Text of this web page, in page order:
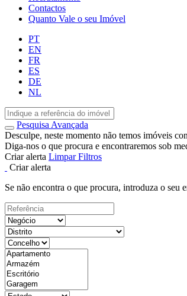
Contactos
Quanto Vale o seu Imóvel
PT
EN
FR
ES
DE
NL
Pesquisa Avançada
Desculpe, neste momento não temos imóveis
Diga-nos o que procura e encontraremos sob
Criar alerta Limpar Filtros
Criar alerta
Se não encontra o que procura, introduza o seu